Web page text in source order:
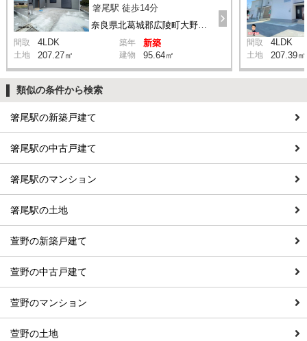
奈良県北葛城郡広陵町大野13-2付近
箸尾駅 徒歩14分
間取 4LDK 築年 新築
土地 207.27㎡ 建物 95.64㎡
間取 4LDK
土地 207.39㎡
類似の条件から検索
箸尾駅の新築戸建て
箸尾駅の中古戸建て
箸尾駅のマンション
箸尾駅の土地
萱野の新築戸建て
萱野の中古戸建て
萱野のマンション
萱野の土地